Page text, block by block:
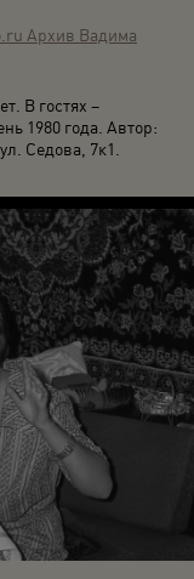
Архив Вадима
В гостях –
1980 года. Автор:
Седова, 7к1.